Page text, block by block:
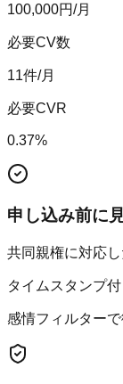
100,000円/月
必要CV数
11件/月
必要CVR
0.37%
申し込み前に
共同親権に対応
タイムスタンプ
感情フィルター